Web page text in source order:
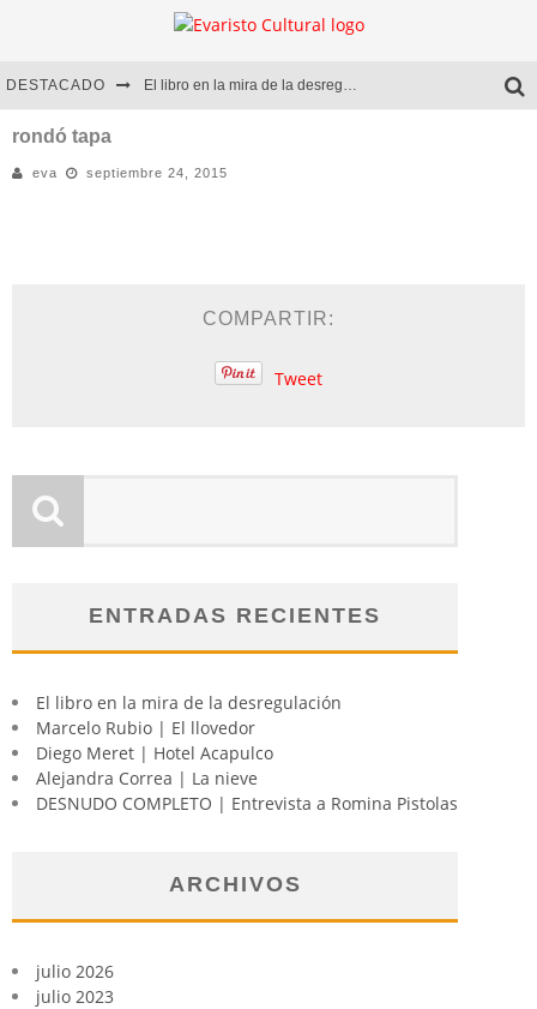
DESTACADO El libro en la mira de la desregulación
Diego Meret | Hotel Acapulco
rondó tapa
eva septiembre 24, 2015
COMPARTIR:
Tweet
ENTRADAS RECIENTES
El libro en la mira de la desregulación
Marcelo Rubio | El llovedor
Diego Meret | Hotel Acapulco
Alejandra Correa | La nieve
DESNUDO COMPLETO | Entrevista a Romina Pistolas
ARCHIVOS
julio 2026
julio 2023